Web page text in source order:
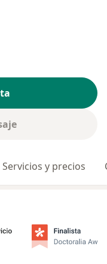
Servicios y precios